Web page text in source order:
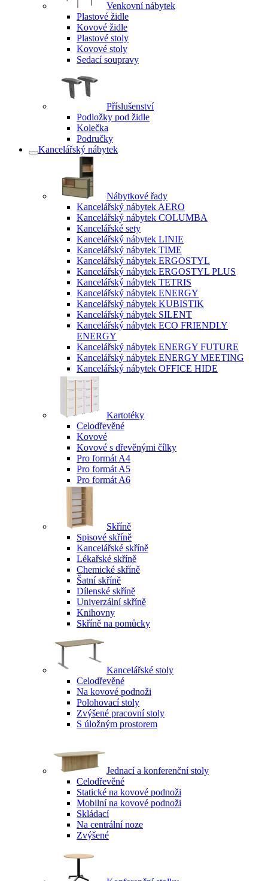
Venkovní nábytek
Plastové židle
Kovové židle
Plastové stoly
Kovové stoly
Sedací soupravy
Příslušenství
Podložky pod židle
Kolečka
Područky
Kancelářský nábytek
Nábytkové řady
Kancelářský nábytek AERO
Kancelářský nábytek COLUMBA
Kancelářské sety
Kancelářský nábytek LINIE
Kancelářský nábytek TIME
Kancelářský nábytek ERGOSTYL
Kancelářský nábytek ERGOSTYL PLUS
Kancelářský nábytek TETRIS
Kancelářský nábytek ENERGY
Kancelářský nábytek KUBISTIK
Kancelářský nábytek SILENT
Kancelářský nábytek ECO FRIENDLY
ENERGY
Kancelářský nábytek ENERGY FUTURE
Kancelářský nábytek ENERGY MEETING
Kancelářský nábytek OFFICE HIDE
Kartotéky
Celodřevěné
Kovové
Kovové s dřevěnými čílky
Pro formát A4
Pro formát A5
Pro formát A6
Skříně
Spisové skříně
Kancelářské skříně
Lékařské skříně
Chemické skříně
Šatní skříně
Dílenské skříně
Univerzální skříně
Knihovny
Skříně na pomůcky
Kancelářské stoly
Celodřevěné
Na kovové podnoži
Polohovací stoly
Zvýšené pracovní stoly
S úložným prostorem
Jednací a konferenční stoly
Celodřevěné
Statické na kovové podnoži
Mobilní na kovové podnoži
Skládací
Na centrální noze
Zvýšené